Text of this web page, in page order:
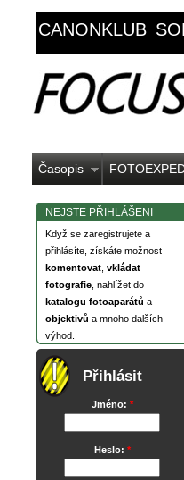
CANONKLUB
Časopis
NEJSTE PŘIHLÁŠENI
Když se zaregistrujete a
přihlásíte, získáte možnost
komentovat vkládat
fotografie , nahlížet do
katalogu fotoaparátů a
objektivů a mnoho dalších
výhod.
Přihlásit
Jméno: *
Heslo: *